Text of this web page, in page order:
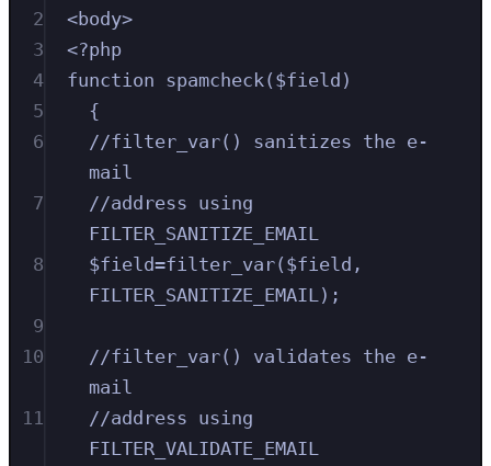
2
<body>
3
<?php
4
function spamcheck($field)
5
{
6
//filter_var() sanitizes the e-
mail
7
//address using
FILTER_SANITIZE_EMAIL
8
$field=filter_var($field,
FILTER_SANITIZE_EMAIL);
9
10
//filter_var() validates the e-
mail
11
//address using
FILTER_VALIDATE_EMAIL